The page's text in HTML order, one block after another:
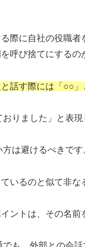
際に自社の役職
呼び捨てにするの
話す際には「○○」
りました」と表現
は避けるべきです
いるのと似て非な
ントは、その名前